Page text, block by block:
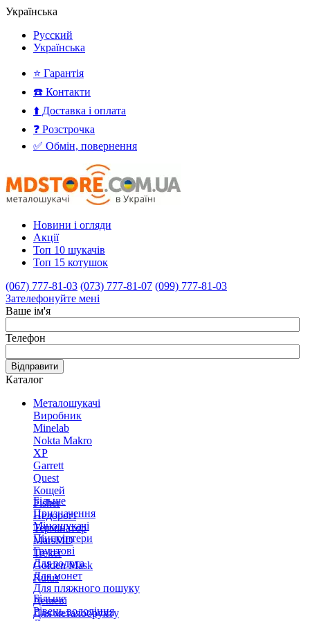
Українська
Русский
Українська
⭐ Гарантія
☎️ Контакти
⬆️ Доставка і оплата
❓ Розстрочка
✅ Обмін, повернення
Новини і огляди
Акції
Топ 10 шукачів
Топ 15 котушок
(067) 777-81-03 (073) 777-81-07 (099) 777-81-03
Зателефонуйте мені
Ваше ім'я
Телефон
Відправити
Каталог
Металошукачі
Виробник
Minelab
Nokta Makro
XP
Garrett
Quest
Кощей
Fisher
Недорогі
Термінатор
MarsMD
Treker
Golden Mask
Rutus
Більше
Призначення
Міношукачі
Пінпоінтери
Грунтові
Для золота
Для монет
Для пляжного пошуку
Дешеві
Для металобрухту
Більше
Рівень володіння